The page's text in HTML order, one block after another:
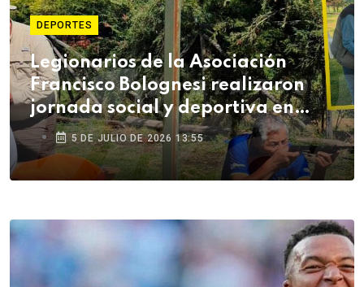
DEPORTES
Legionarios de la Asociación
Francisco Bolognesi realizaron
jornada social y deportiva en
Arequipa
5 DE JULIO DE 2026 13:55